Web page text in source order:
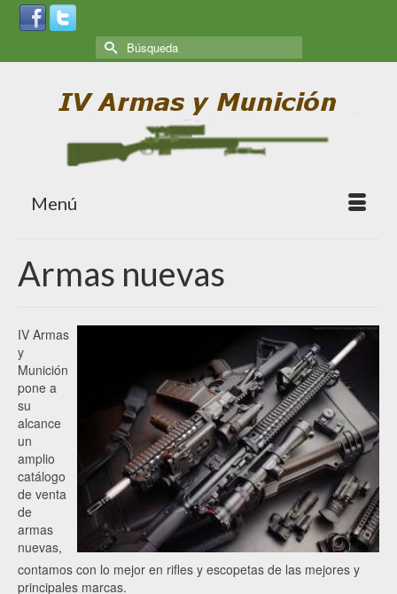
Menú
Armas nuevas
IV Armas
y
Munición
pone a
su
alcance
un
amplio
catálogo
de venta
de
armas
nuevas,
contamos con lo mejor en rifles y escopetas de las mejores y
principales marcas.